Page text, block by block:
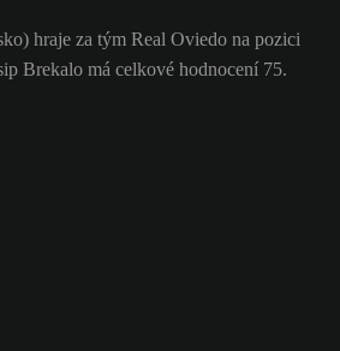
hraje za tým Real Oviedo na pozici
Brekalo má celkové hodnocení 75.